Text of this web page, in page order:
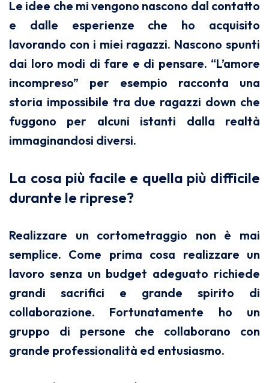
Le idee che mi vengono nascono dal contatto
e dalle esperienze che ho acquisito
lavorando con i miei ragazzi. Nascono spunti
dai loro modi di fare e di pensare. “L’amore
incompreso” per esempio racconta una
storia impossibile tra due ragazzi down che
fuggono per alcuni istanti dalla realtà
immaginandosi diversi.
La cosa più facile e quella più difficile
durante le riprese?
Realizzare un cortometraggio non è mai
semplice. Come prima cosa realizzare un
lavoro senza un budget adeguato richiede
grandi sacrifici e grande spirito di
collaborazione. Fortunatamente ho un
gruppo di persone che collaborano con
grande professionalità ed entusiasmo.